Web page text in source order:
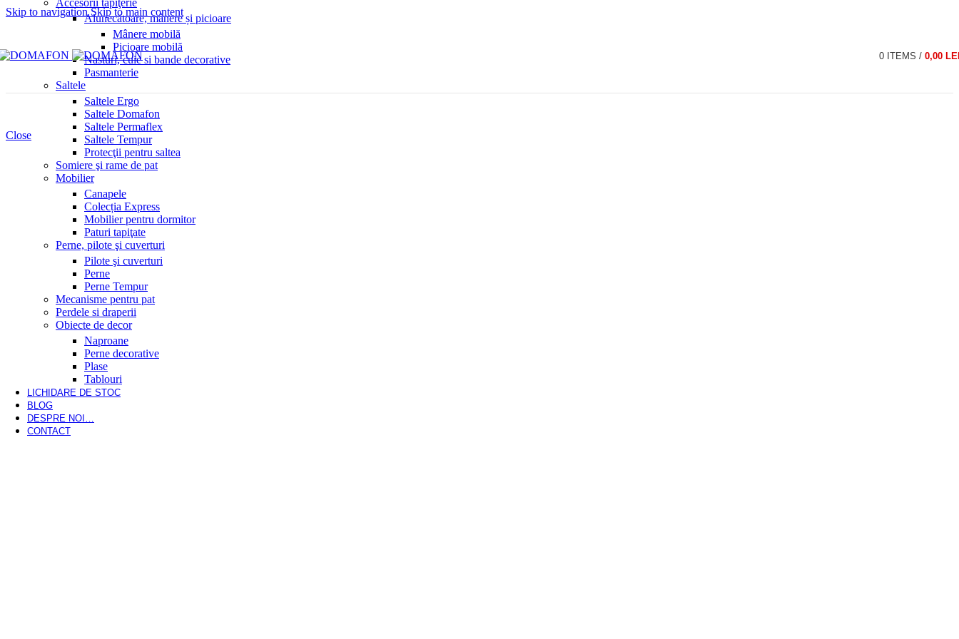
Skip to navigationSkip to main content
0 ITEMS / 0,00
Accesorii tapiţerie
Alunecătoare, mânere și picioare
Mânere mobilă
Picioare mobilă
Nasturi, cuie si bande decorative
Pasmanterie
Saltele
Saltele Ergo
Saltele Domafon
Saltele Permaflex
Saltele Tempur
Protecţii pentru saltea
Somiere şi rame de pat
Mobilier
Canapele
Colecția Express
Mobilier pentru dormitor
Paturi tapiţate
Perne, pilote şi cuverturi
Pilote şi cuverturi
Perne
Perne Tempur
Mecanisme pentru pat
Perdele si draperii
Obiecte de decor
Naproane
Perne decorative
Plase
Tablouri
LICHIDARE DE STOC
BLOG
DESPRE NOI…
CONTACT
Close